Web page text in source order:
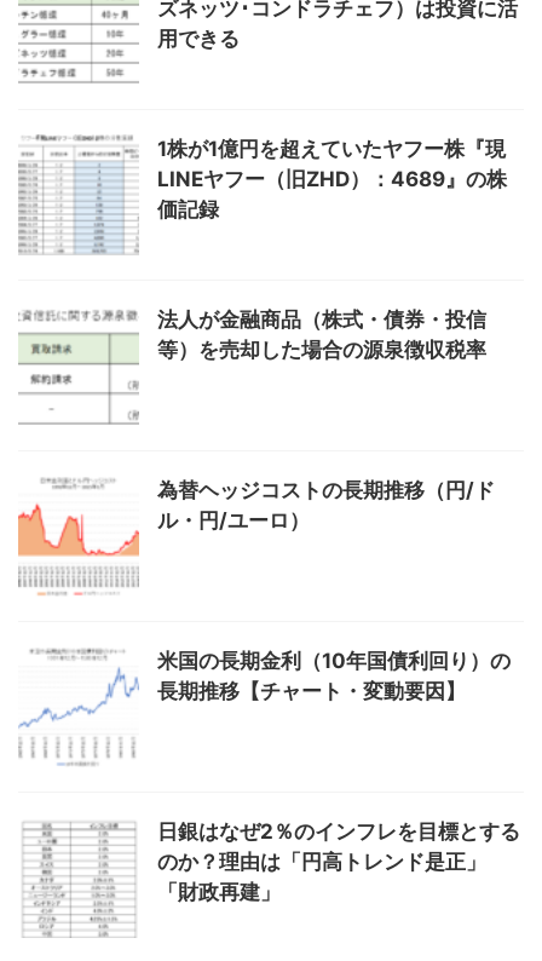
ズネッツ･コンドラチェフ）は投資に活
用できる
1株が1億円を超えていたヤフー株『現
LINEヤフー（旧ZHD）：4689』の株
価記録
法人が金融商品（株式・債券・投信
等）を売却した場合の源泉徴収税率
為替ヘッジコストの長期推移（円/ド
ル・円/ユーロ）
米国の長期金利（10年国債利回り）の
長期推移【チャート・変動要因】
日銀はなぜ2％のインフレを目標とする
のか？理由は「円高トレンド是正」
「財政再建」